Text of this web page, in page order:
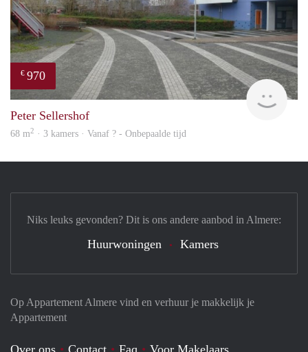
€ 970
Peter Sellershof
68 m2 · 3 kamers · Vanaf ? - Onbepaalde tijd
Op Appartement Almere vind en verhuur je makkelijk je
Appartement
Over ons Contact Faq Voor Makelaars
Niks leuks gevonden? Dit is ons andere aanbod in Almere:
Huurwoningen Kamers